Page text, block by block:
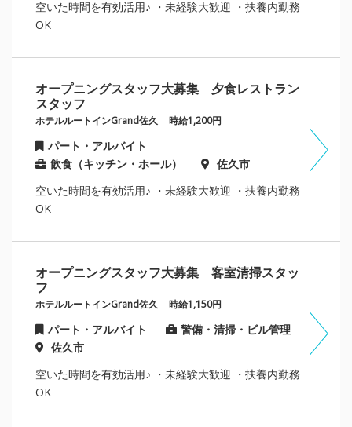
空いた時間を有効活用♪ ・未経験大歓迎 ・扶養内勤務
OK
オープニングスタッフ大募集 夕食レストラン
スタッフ
ホテルルートインGrand佐久 時給1,200円
パート・アルバイト
飲食（キッチン・ホール）
佐久市
空いた時間を有効活用♪ ・未経験大歓迎 ・扶養内勤務
OK
オープニングスタッフ大募集 客室清掃スタッ
フ
ホテルルートインGrand佐久 時給1,150円
パート・アルバイト
警備・清掃・ビル管理
佐久市
空いた時間を有効活用♪ ・未経験大歓迎 ・扶養内勤務
OK